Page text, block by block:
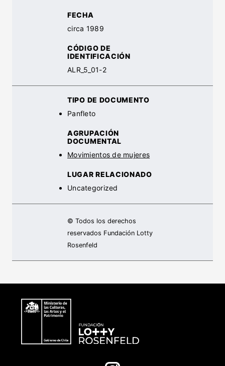
FECHA
circa 1989
CÓDIGO DE
IDENTIFICACIÓN
ALR_5_01-2
TIPO DE DOCUMENTO
Panfleto
AGRUPACIÓN
DOCUMENTAL
Movimientos de mujeres
LUGAR RELACIONADO
Uncategorized
© Todos los derechos
reservados Fundación Lotty
Rosenfeld